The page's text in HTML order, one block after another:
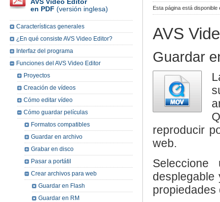
Esta página está disponible
AVS
Guardar
reproducir
web.
en PDF (versión inglesa)
Características generales
¿En qué consiste AVS Video Editor?
Interfaz del programa
Funciones del AVS Video Editor
Proyectos
Creación de vídeos
Cómo editar vídeo
Cómo guardar películas
Formatos compatibles
Guardar en archivo
Grabar en disco
Pasar a portátil
Crear archivos para web
Guardar en Flash
Guardar en RM